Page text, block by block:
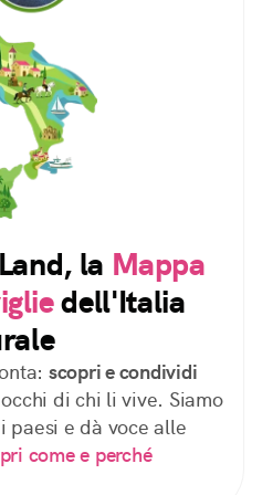
la Mappa
dell'Italia
scopri e condividi
di chi li vive. Siamo
paesi e dà voce alle
come e perché